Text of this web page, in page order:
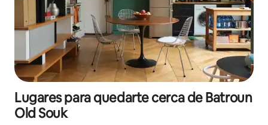
Lugares para quedarte cerca de Batroun
Old Souk